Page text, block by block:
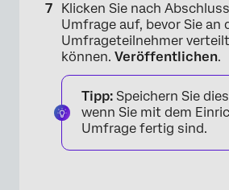
Klicken Sie nach
Umfrage auf, bevor Sie an
Umfrageteilnehmer
können. Veröffentlichen.
Tipp: Speichern Sie
wenn Sie mit dem
Umfrage fertig sind.